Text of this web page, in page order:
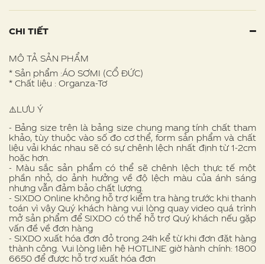
CHI TIẾT
MÔ TẢ SẢN PHẨM
* Sản phẩm :ÁO SƠMI (CỔ ĐỨC)
* Chất liệu : Organza-Tơ
⚠️LƯU Ý
- Bảng size trên là bảng size chung mang tính chất tham
khảo, tùy thuộc vào số đo cơ thể, form sản phẩm và chất
liệu vải khác nhau sẽ có sự chênh lệch nhất định từ 1-2cm
hoặc hơn.
- Màu sắc sản phẩm có thể sẽ chênh lệch thực tế một
phần nhỏ, do ảnh hưởng về độ lệch màu của ánh sáng
nhưng vẫn đảm bảo chất lượng.
- SIXDO Online không hỗ trợ kiểm tra hàng trước khi thanh
toán vì vậy Quý khách hàng vui lòng quay video quá trình
mở sản phẩm để SIXDO có thể hỗ trợ Quý khách nếu gặp
vấn đề về đơn hàng
- SIXDO xuất hóa đơn đỏ trong 24h kể từ khi đơn đặt hàng
thành công. Vui lòng liên hệ HOTLINE giờ hành chính: 1800
6650 để được hỗ trợ xuất hóa đơn